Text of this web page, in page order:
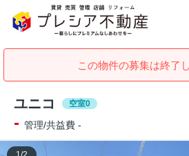
この物件の募集は終了
ユニコ 空室0
- 管理/共益費 -